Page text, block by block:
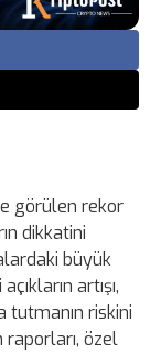
görülen rekor
dikkatini
büyük
artışı,
tutmanın riskini
raporları, özel